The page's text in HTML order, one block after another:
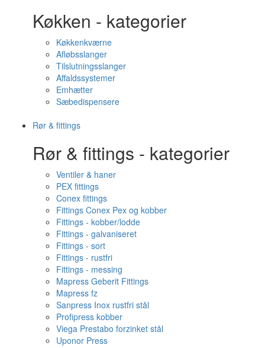
Køkken - kategorier
Køkkenkværne
Afløbsslanger
Tilslutningsslanger
Affaldssystemer
Emhætter
Sæbedispensere
Rør & fittings
Rør & fittings - kategorier
Ventiler & haner
PEX fittings
Conex fittings
Fittings Conex Pex og kobber
Fittings - kobber/lodde
Fittings - galvaniseret
Fittings - sort
Fittings - rustfri
Fittings - messing
Mapress Geberit Fittings
Mapress fz
Sanpress Inox rustfri stål
Profipress kobber
Viega Prestabo forzinket stål
Uponor Press